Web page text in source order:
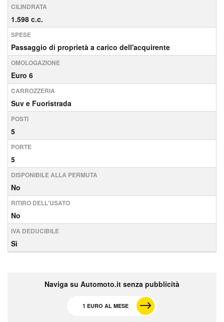
CILINDRATA
1.598 c.c.
SPESE
Passaggio di proprietà a carico dell'acquirente
OMOLOGAZIONE
Euro 6
CARROZZERIA
Suv e Fuoristrada
POSTI
5
PORTE
5
DISPONIBILE ALLA PERMUTA
No
RITIRO DELL'USATO
No
IVA DEDUCIBILE
Sì
Naviga su Automoto.it senza pubblicità
1 EURO AL MESE